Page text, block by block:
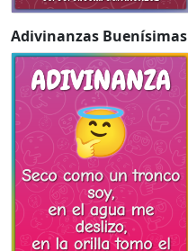
Adivinanzas Buenísimas